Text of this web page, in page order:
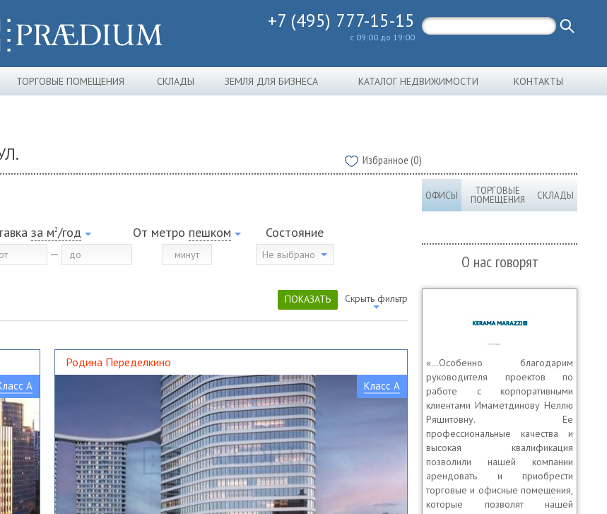
+7 (495) 777-15-15
с 09:00 до 19:00
ТОРГОВЫЕ ПОМЕЩЕНИЯ СКЛАДЫ ЗЕМЛЯ ДЛЯ БИЗНЕСА КАТАЛОГ НЕДВИЖИМОСТИ КОНТАКТЫ
Избранное (0)
за м2/год От метро пешком Состояние
Не выбрано
ПОКАЗАТЬ Скрыть фильтр
A
Родина Переделкино
Класс A
ОФИСЫ ТОРГОВЫЕ
ПОМЕЩЕНИЯ СКЛАДЫ
О нас говорят
«…Особенно благодарим
руководителя проектов по
работе с корпоративными
клиентами Имаметдинову Неллю
Ряшитовну. Ее
профессиональные качества и
высокая квалификация
позволили нашей компании
арендовать и приобрести
торговые и офисные помещения,
которые позволят нашей